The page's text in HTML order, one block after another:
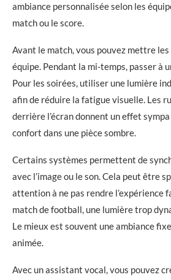
ambiance personnalisée selon les
match ou le score.
Avant le match, vous pouvez mettre
équipe. Pendant la mi-temps, passer à
Pour les soirées, utiliser une lumière
afin de réduire la fatigue visuelle. Les
derrière l’écran donnent un effet
confort dans une pièce sombre.
Certains systèmes permettent de
avec l’image ou le son. Cela peut être
attention à ne pas rendre l’expérience
match de football, une lumière trop
Le mieux est souvent une ambiance
animée.
Avec un assistant vocal, vous pouvez